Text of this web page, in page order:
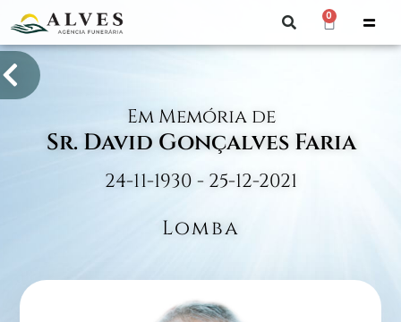
0
Em Memória de
Sr. David Gonçalves Faria
24-11-1930 - 25-12-2021
Lomba